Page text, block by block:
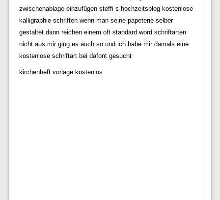
zwischenablage einzufügen steffi s hochzeitsblog kostenlose
kalligraphie schriften wenn man seine papeterie selber
gestaltet dann reichen einem oft standard word schriftarten
nicht aus mir ging es auch so und ich habe mir damals eine
kostenlose schriftart bei dafont gesucht
kirchenheft vorlage kostenlos